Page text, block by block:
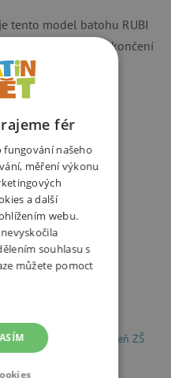
tento model batohu RUBI
kapsách, při ukončení
na ramenních
TOPDURA
batohy pro 2. stupeň ZŠ
fér
fungování našeho
měření výkonu
a další
webu.
souhlasu s
můžete pomoct